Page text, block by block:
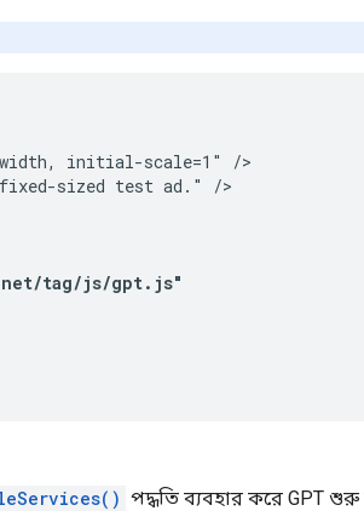
initial-scale=1" />
sized test ad." />
tag/js/gpt.js"
পদ্ধতি ব্যবহার করে GPT